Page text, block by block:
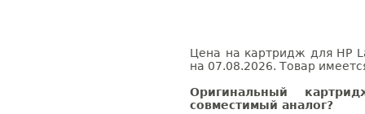
Цена на картридж для HP
на 07.08.2026. Товар
Оригинальный
совместимый аналог?